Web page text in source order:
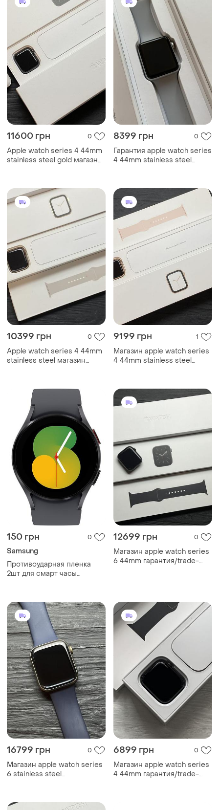
11600 грн 0
Apple watch series 4 44mm
stainless steel gold магазн
8399 грн 0
Гарантия apple watch series
4 44mm stainless steel
10399 грн 0
Apple watch series 4 44mm
stainless steel магазин
9199 грн 1
Магазин apple watch series
4 44mm stainless steel
150 грн 0
Samsung
Противоударная пленка
2шт для смарт часы
12699 грн 0
Maгaзин apple watch series
6 44mm гарантия/trade-
16799 грн 0
Maгaзин apple watch series
6 stainless steel
6899 грн 0
Maгaзин apple watch series
4 44mm гарантия/trade-